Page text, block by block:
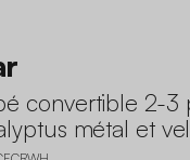
convertible 2-3
métal et